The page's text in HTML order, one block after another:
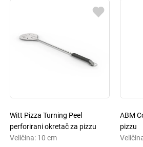
Witt Pizza Turning Peel
perforirani okretač za pizzu
Veličina: 10 cm
ABM
pizzu